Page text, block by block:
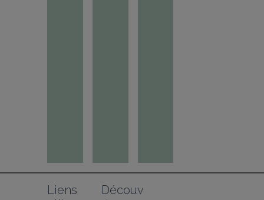
Liens
Découv